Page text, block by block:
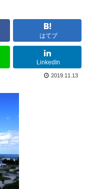
はてブ
LinkedIn
2019.11.13